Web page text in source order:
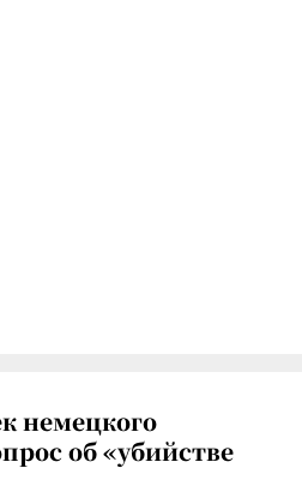
немецкого
об «убийстве